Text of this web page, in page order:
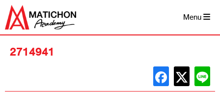
Skip
content
Menu
2714941